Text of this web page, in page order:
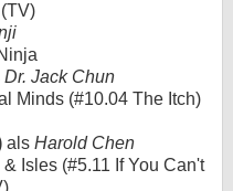
Dr. Jack Chun
Minds (#10.04 The Itch)
als Harold Chen
Isles (#5.11 If You Can't